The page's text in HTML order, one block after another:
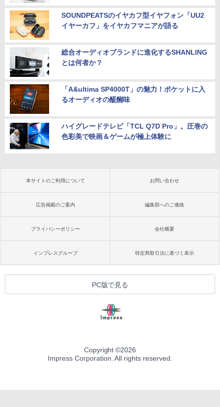
SOUNDPEATSのイヤカフ型イヤフォン「UU2
イヤーカフ」をイヤカフマニアが語る
総合オーディオブランドに進化するSHANLING
とは何者か？
「A&ultima SP4000T」の魅力！ポケットに入
るオーディオの醍醐味
ハイグレードテレビ「TCL Q7D Pro」。圧巻の
色彩美で映画＆ゲームが極上体験に
本サイトのご利用について お問い合わせ
広告掲載のご案内 編集部へのご連絡
プライバシーポリシー 会社概要
インプレスグループ 特定商取引法に基づく表示
PC版で見る
Copyright ©2026
Impress Corporation. All rights reserved.